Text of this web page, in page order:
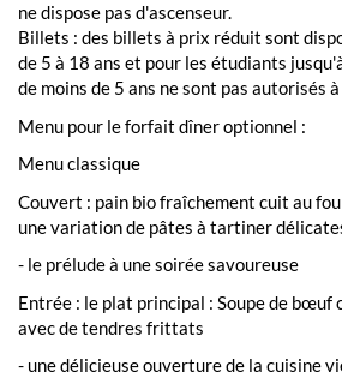
ne dispose pas d'ascenseur.
Billets : des billets à prix réduit sont
de 5 à 18 ans et pour les étudiants
de moins de 5 ans ne sont pas autorisés
Menu pour le forfait dîner optionnel :
Menu classique
Couvert : pain bio fraîchement cuit au
une variation de pâtes à tartiner
- le prélude à une soirée savoureuse
Entrée : le plat principal : Soupe de bœuf
avec de tendres frittats
- une délicieuse ouverture de la cuisine